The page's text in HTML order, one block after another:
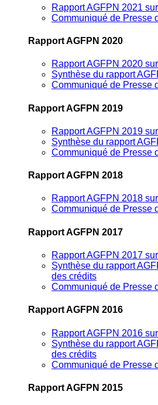
Rapport AGFPN 2021
Communiqué de Presse
Rapport AGFPN 2020
Rapport AGFPN 2020
Synthèse du rapport
Communiqué de Presse
Rapport AGFPN 2019
Rapport AGFPN 2019
Synthèse du rapport
Communiqué de Presse
Rapport AGFPN 2018
Rapport AGFPN 2018
Communiqué de Presse
Rapport AGFPN 2017
Rapport AGFPN 2017
Synthèse du rapport
des crédits
Communiqué de Presse
Rapport AGFPN 2016
Rapport AGFPN 2016
Synthèse du rapport
des crédits
Communiqué de Presse
Rapport AGFPN 2015